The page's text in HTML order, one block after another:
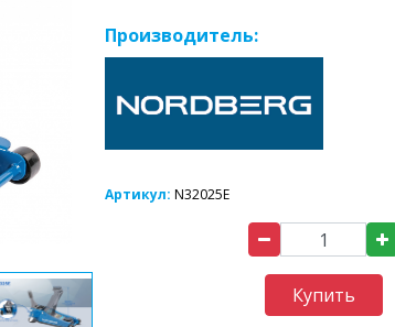
Производитель:
Артикул: N32025E
Купить